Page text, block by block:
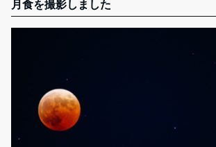
月食を撮影しました